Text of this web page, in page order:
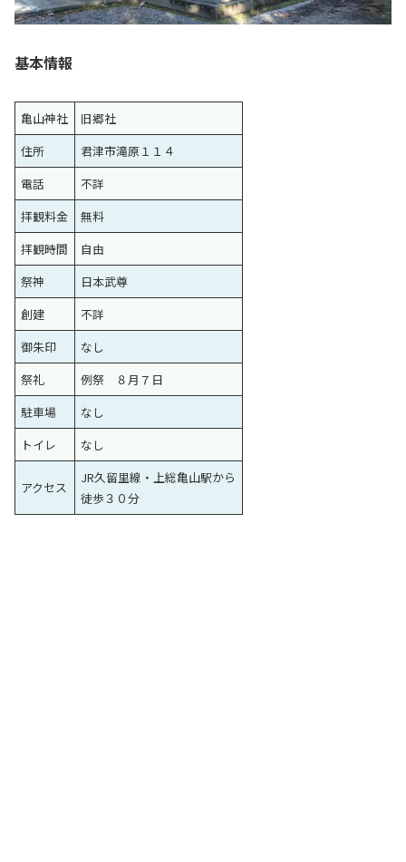
基本情報
亀山神社
旧郷社
住所
君津市滝原１１４
電話
不詳
拝観料金
無料
拝観時間
自由
祭神
日本武尊
創建
不詳
御朱印
なし
祭礼
例祭 ８月７日
駐車場
なし
トイレ
なし
アクセス
JR久留里線・上総亀山駅から
徒歩３０分